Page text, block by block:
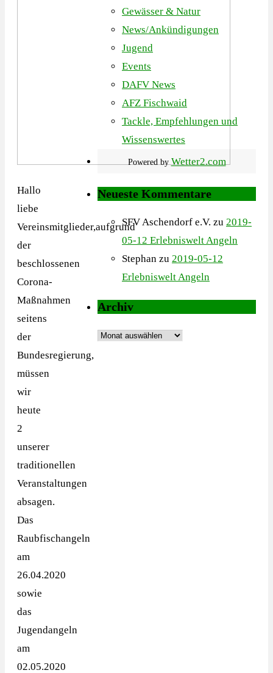
Hallo
liebe
Vereinsmitglieder,aufgrund
der
beschlossenen
Corona-
Maßnahmen
seitens
der
Bundesregierung,
müssen
wir
heute
2
unserer
traditionellen
Veranstaltungen
absagen.
Das
Raubfischangeln
am
26.04.2020
sowie
das
Jugendangeln
am
02.05.2020
Gewässer & Natur
News/Ankündigungen
Jugend
Events
DAFV News
AFZ Fischwaid
Tackle, Empfehlungen und
Wissenswertes
Powered byWetter2.com
Neueste Kommentare
SFV Aschendorf e.V. zu 2019-
05-12 Erlebniswelt Angeln
Stephan zu 2019-05-12
Erlebniswelt Angeln
Archiv
Archiv